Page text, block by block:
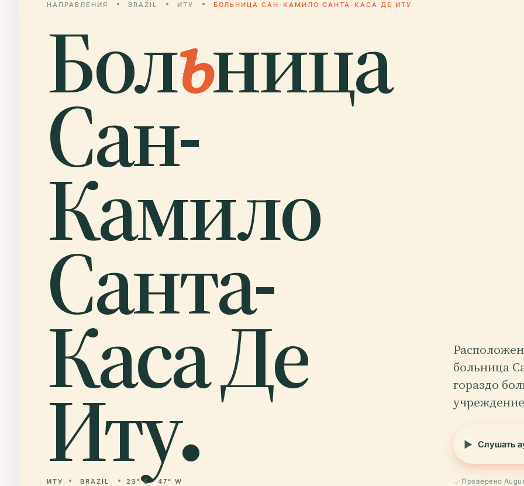
НАПРАВЛЕНИЯ BRAZIL ИТУ БОЛЬНИЦА САН-КАМИЛО САНТА-КАСА ДЕ ИТУ
Больница
Сан-
Камило
Санта-
Каса Де
Иту.
ИТУ BRAZIL 23° S · 47° W
больница
гораздо
Слушать
Проверено